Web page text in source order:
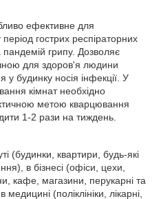
ефективне для
гострих респіраторних
пандемій грипу. Дозволяє
для здоров'я людини
у будинку носія інфекції. У
кімнат необхідно
метою кварцювання
1-2 рази на тиждень.
(будинки, квартири, будь-які
в бізнесі (офіси, цехи,
кафе, магазини, перукарні та
(поліклініки, лікарні,